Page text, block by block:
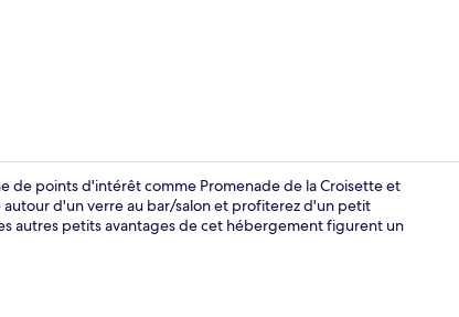
Chambre
de points d'intérêt comme Promenade de la Croisette et
autour d'un verre au bar/salon et profiterez d'un petit
autres petits avantages de cet hébergement figurent un